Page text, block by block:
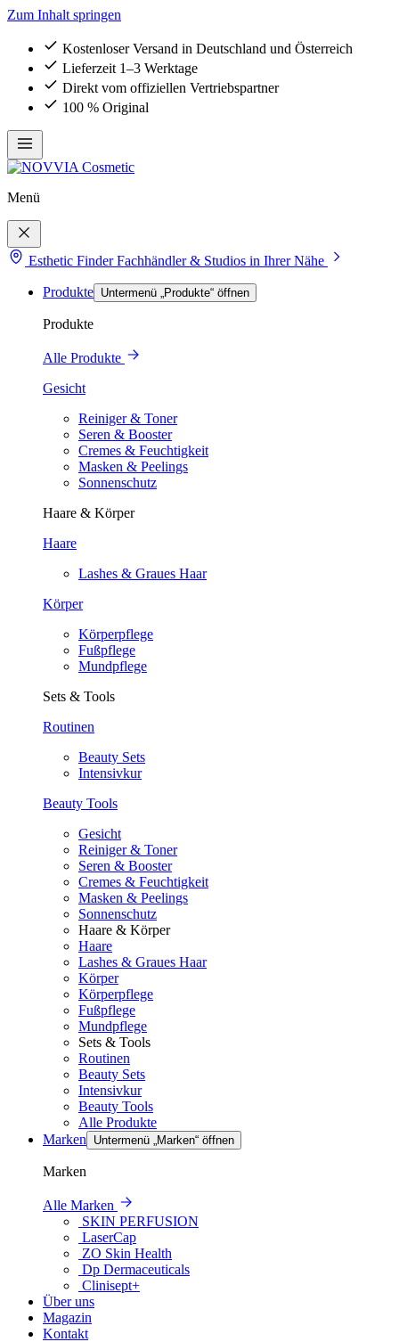
Zum Inhalt springen
Kostenloser Versand in Deutschland und Österreich
Lieferzeit 1–3 Werktage
Direkt vom offiziellen Vertriebspartner
100 % Original
Menü
Esthetic Finder Fachhändler & Studios in Ihrer Nähe
Produkte Untermenü „Produkte“ öffnen
Produkte
Alle Produkte
Gesicht
Reiniger & Toner
Seren & Booster
Cremes & Feuchtigkeit
Masken & Peelings
Sonnenschutz
Haare & Körper
Haare
Lashes & Graues Haar
Körper
Körperpflege
Fußpflege
Mundpflege
Sets & Tools
Routinen
Beauty Sets
Intensivkur
Beauty Tools
Gesicht
Reiniger & Toner
Seren & Booster
Cremes & Feuchtigkeit
Masken & Peelings
Sonnenschutz
Haare & Körper
Haare
Lashes & Graues Haar
Körper
Körperpflege
Fußpflege
Mundpflege
Sets & Tools
Routinen
Beauty Sets
Intensivkur
Beauty Tools
Alle Produkte
Marken
Untermenü „Marken“ öffnen
Marken
Alle Marken
SKIN PERFUSION
LaserCap
ZO Skin Health
Dp Dermaceuticals
Clinisept+
Über uns
Magazin
Kontakt